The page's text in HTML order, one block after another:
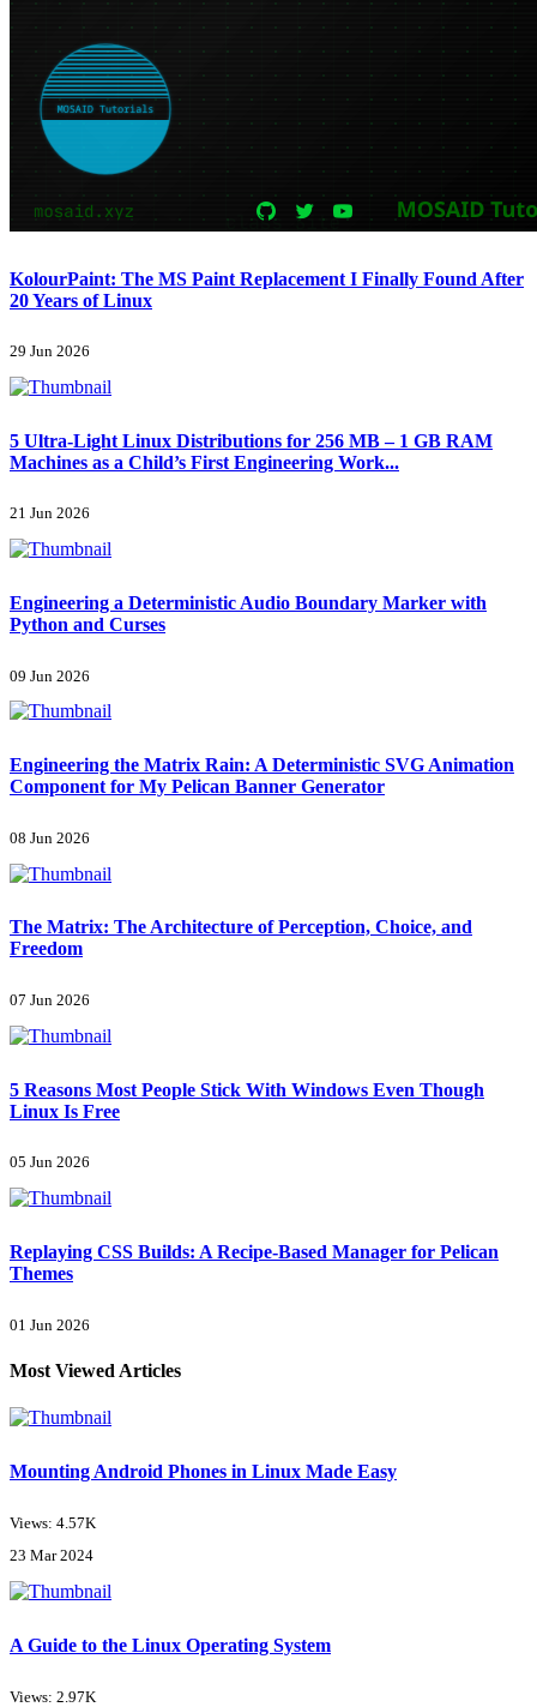
KolourPaint: The MS Paint Replacement I Finally Found After
20 Years of Linux
29 Jun 2026
5 Ultra-Light Linux Distributions for 256 MB – 1 GB RAM
Machines as a Child’s First Engineering Work...
21 Jun 2026
Engineering a Deterministic Audio Boundary Marker with
Python and Curses
09 Jun 2026
Engineering the Matrix Rain: A Deterministic SVG Animation
Component for My Pelican Banner Generator
08 Jun 2026
The Matrix: The Architecture of Perception, Choice, and
Freedom
07 Jun 2026
5 Reasons Most People Stick With Windows Even Though
Linux Is Free
05 Jun 2026
Replaying CSS Builds: A Recipe-Based Manager for Pelican
Themes
01 Jun 2026
Most Viewed Articles
Mounting Android Phones in Linux Made Easy
Views: 4.57K
23 Mar 2024
A Guide to the Linux Operating System
Views: 2.97K